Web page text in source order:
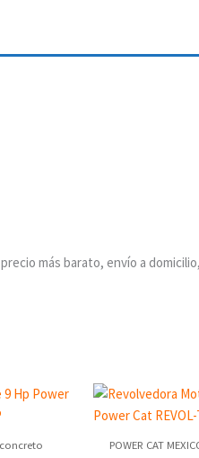
precio más barato, envío a
POWER CAT